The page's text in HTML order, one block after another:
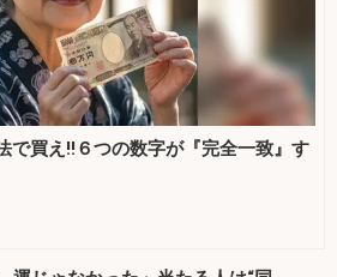
で買え!!６つの数字が『完全一致』す